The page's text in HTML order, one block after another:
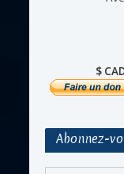
$
Abonnez-